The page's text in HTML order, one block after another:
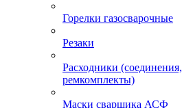
Горелки газосварочные
Резаки
Расходники (соединения,
ремкомплекты)
Маски сварщика АСФ